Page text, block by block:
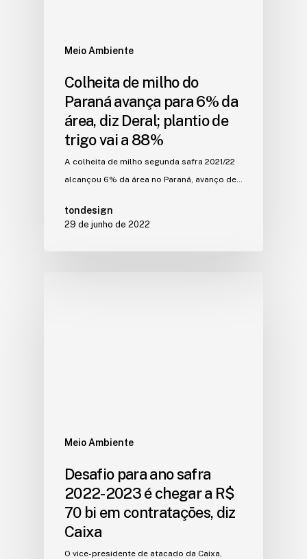
Meio Ambiente
Colheita de milho do
Paraná avança para 6% da
área, diz Deral; plantio de
trigo vai a 88%
A colheita de milho segunda safra 2021/22
alcançou 6% da área no Paraná, avanço de…
tondesign
29 de junho de 2022
Meio Ambiente
Desafio para ano safra
2022-2023 é chegar a R$
70 bi em contratações, diz
Caixa
O vice-presidente de atacado da Caixa,